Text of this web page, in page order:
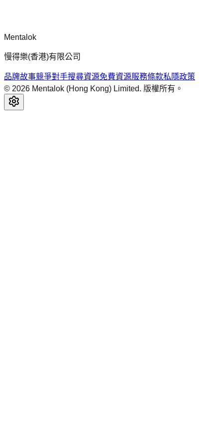
Mentalok
慢得樂(香港)有限公司
品牌故事競爭對手搜尋資源免費資源服務條款私隱政策
© 2026 Mentalok (Hong Kong) Limited. 版權所有。